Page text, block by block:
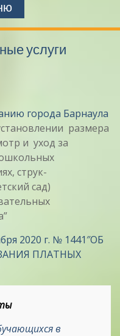
услуги
города Барнаула
размера
и уход за
струк-
сад)
2020 г. № 1441″ОБ
ПЛАТНЫХ
в